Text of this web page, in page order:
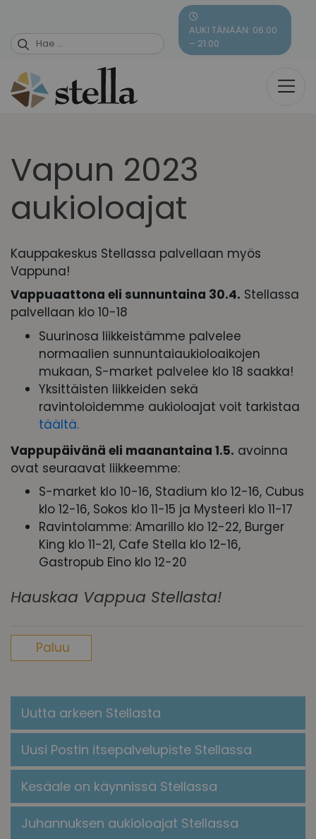
content
AUKI TÄNÄÄN: 06:00
– 21:00
Vapun 2023
aukioloajat
Kauppakeskus Stellassa palvellaan myös
Vappuna!
Vappuaattona eli sunnuntaina 30.4. Stellassa
palvellaan klo 10-18
Suurinosa liikkeistämme palvelee
normaalien sunnuntaiaukioloaikojen
mukaan, S-market palvelee klo 18 saakka!
Yksittäisten liikkeiden sekä
ravintoloidemme aukioloajat voit tarkistaa
täältä.
Vappupäivänä eli maanantaina 1.5. avoinna
ovat seuraavat liikkeemme:
S-market klo 10-16, Stadium klo 12-16, Cubus
klo 12-16, Sokos klo 11-15 ja Mysteeri klo 11-17
Ravintolamme: Amarillo klo 12-22, Burger
King klo 11-21, Cafe Stella klo 12-16,
Gastropub Eino klo 12-20
Hauskaa Vappua Stellasta!
Paluu
Uutta arkeen Stellasta
Uusi Postin itsepalvelupiste Stellassa
Kesäale on käynnissä Stellassa
Juhannuksen aukioloajat Stellassa